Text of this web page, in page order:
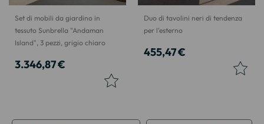
Set di mobili da giardino in
tessuto Sunbrella "Andaman
Island", 3 pezzi, grigio chiaro
3.346,87 €
Duo di tavolini neri di tendenza
per l'esterno
455,47 €